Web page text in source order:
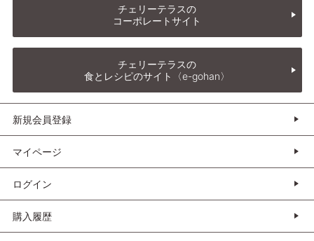
チェリーテラスの
コーポレートサイト
チェリーテラスの
食とレシピのサイト〈e-gohan〉
新規会員登録
マイページ
ログイン
購入履歴